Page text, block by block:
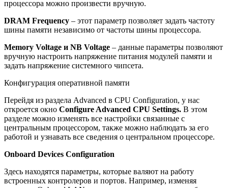
процессора можно произвести вручную.
DRAM Frequency – этот параметр позволяет задать частоту
шины памяти независимо от частоты шины процессора.
Memory Voltage и NB Voltage – данные параметры позволяют
вручную настроить напряжение питания модулей памяти и
задать напряжение системного чипсета.
Конфигурация оперативной памяти
Перейдя из раздела Advanced в CPU Configuration, у нас
откроется окно Configure Advanced CPU Settings. В этом
разделе можно изменять все настройки связанные с
центральным процессором, также можно наблюдать за его
работой и узнавать все сведения о центральном процессоре.
Onboard Devices Configuration
Здесь находятся параметры, которые валяют на работу
встроенных контролеров и портов. Например, изменяя